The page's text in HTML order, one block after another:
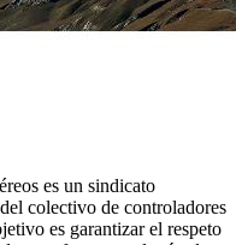
es un sindicato
colectivo de controladores
es garantizar el respeto